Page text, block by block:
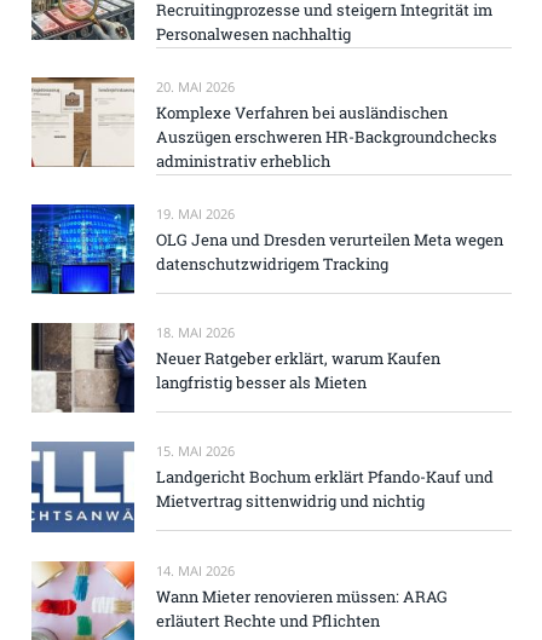
Recruitingprozesse und steigern Integrität im
Personalwesen nachhaltig
20. MAI 2026
Komplexe Verfahren bei ausländischen
Auszügen erschweren HR-Backgroundchecks
administrativ erheblich
19. MAI 2026
OLG Jena und Dresden verurteilen Meta wegen
datenschutzwidrigem Tracking
18. MAI 2026
Neuer Ratgeber erklärt, warum Kaufen
langfristig besser als Mieten
15. MAI 2026
Landgericht Bochum erklärt Pfando-Kauf und
Mietvertrag sittenwidrig und nichtig
14. MAI 2026
Wann Mieter renovieren müssen: ARAG
erläutert Rechte und Pflichten